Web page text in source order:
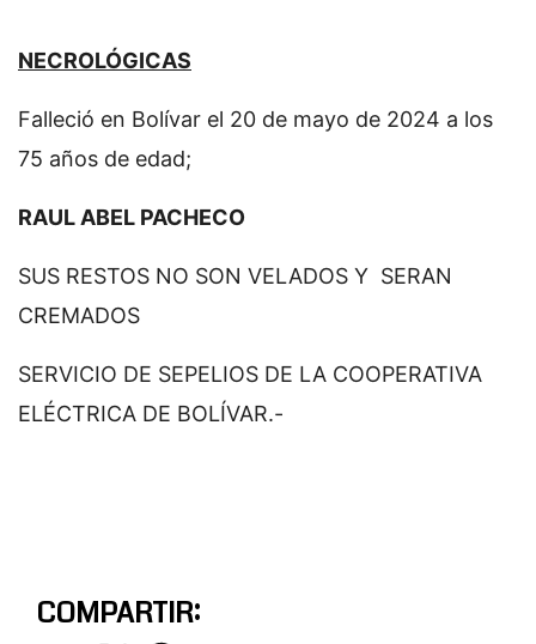
NECROLÓGICAS
Falleció en Bolívar el 20 de mayo de 2024 a los
75 años de edad;
RAUL ABEL PACHECO
SUS RESTOS NO SON VELADOS Y SERAN
CREMADOS
SERVICIO DE SEPELIOS DE LA COOPERATIVA
ELÉCTRICA DE BOLÍVAR.-
COMPARTIR: